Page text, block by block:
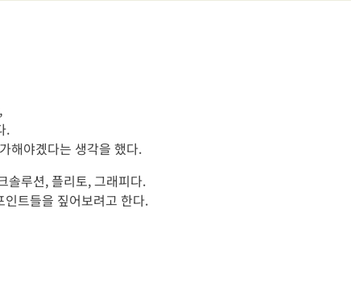
.
해야곘다는 생각을 했다.
솔루션, 플리토, 그래피다.
트들을 짚어보려고 한다.